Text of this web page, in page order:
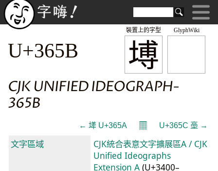
GlyphWiki
㙛
裝置上的字型
U+365B
CJK UNIFIED IDEOGRAPH-
365B
← 㙚 U+365A 𝄜 U+365C 㙜 →
文字區域
CJK統合表意文字擴展區A / CJK
Unified Ideographs
Extension A (U+3400–